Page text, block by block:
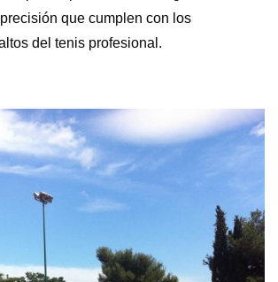
que cumplen con los
del tenis profesional.